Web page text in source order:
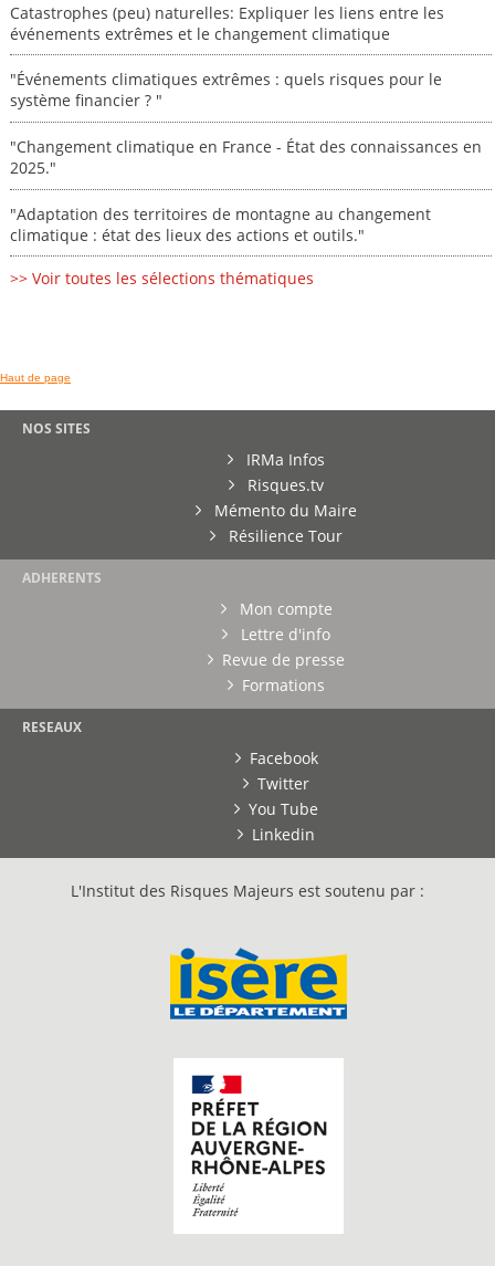
Catastrophes (peu) naturelles: Expliquer les liens entre les
événements extrêmes et le changement climatique
"Événements climatiques extrêmes : quels risques pour le
système financier ? "
"Changement climatique en France - État des connaissances en
2025."
"Adaptation des territoires de montagne au changement
climatique : état des lieux des actions et outils."
>> Voir toutes les sélections thématiques
Haut de page
NOS SITES
IRMa Infos
Risques.tv
Mémento du Maire
Résilience Tour
ADHERENTS
Mon compte
Lettre d'info
Revue de presse
Formations
RESEAUX
Facebook
Twitter
You Tube
Linkedin
L'Institut des Risques Majeurs est soutenu par :